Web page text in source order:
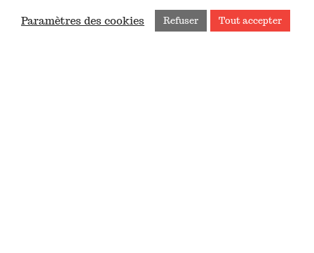
Paramètres des cookies Refuser Tout accepter